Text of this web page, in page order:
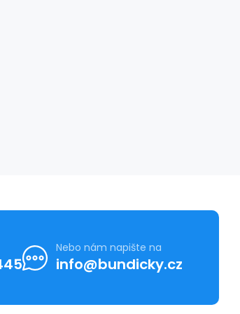
Nebo nám napište na
info@bundicky.cz